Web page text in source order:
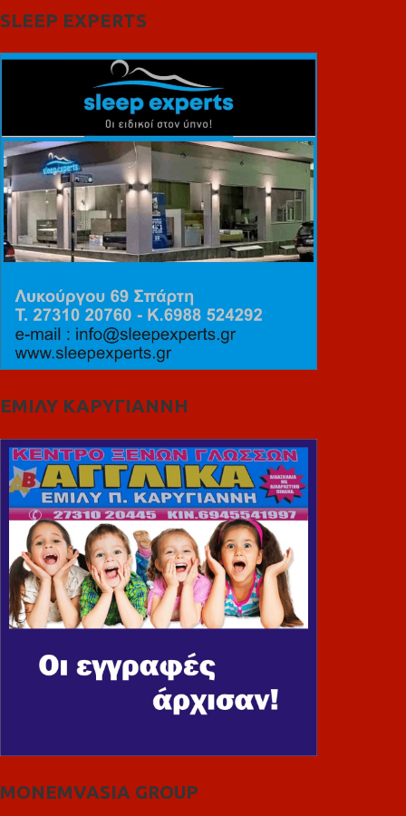
SLEEP EXPERTS
ΕΜΙΛΥ ΚΑΡΥΓΙΑΝΝΗ
MONEMVASIA GROUP